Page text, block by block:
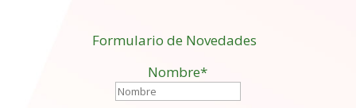
Formulario de Novedades
Nombre*